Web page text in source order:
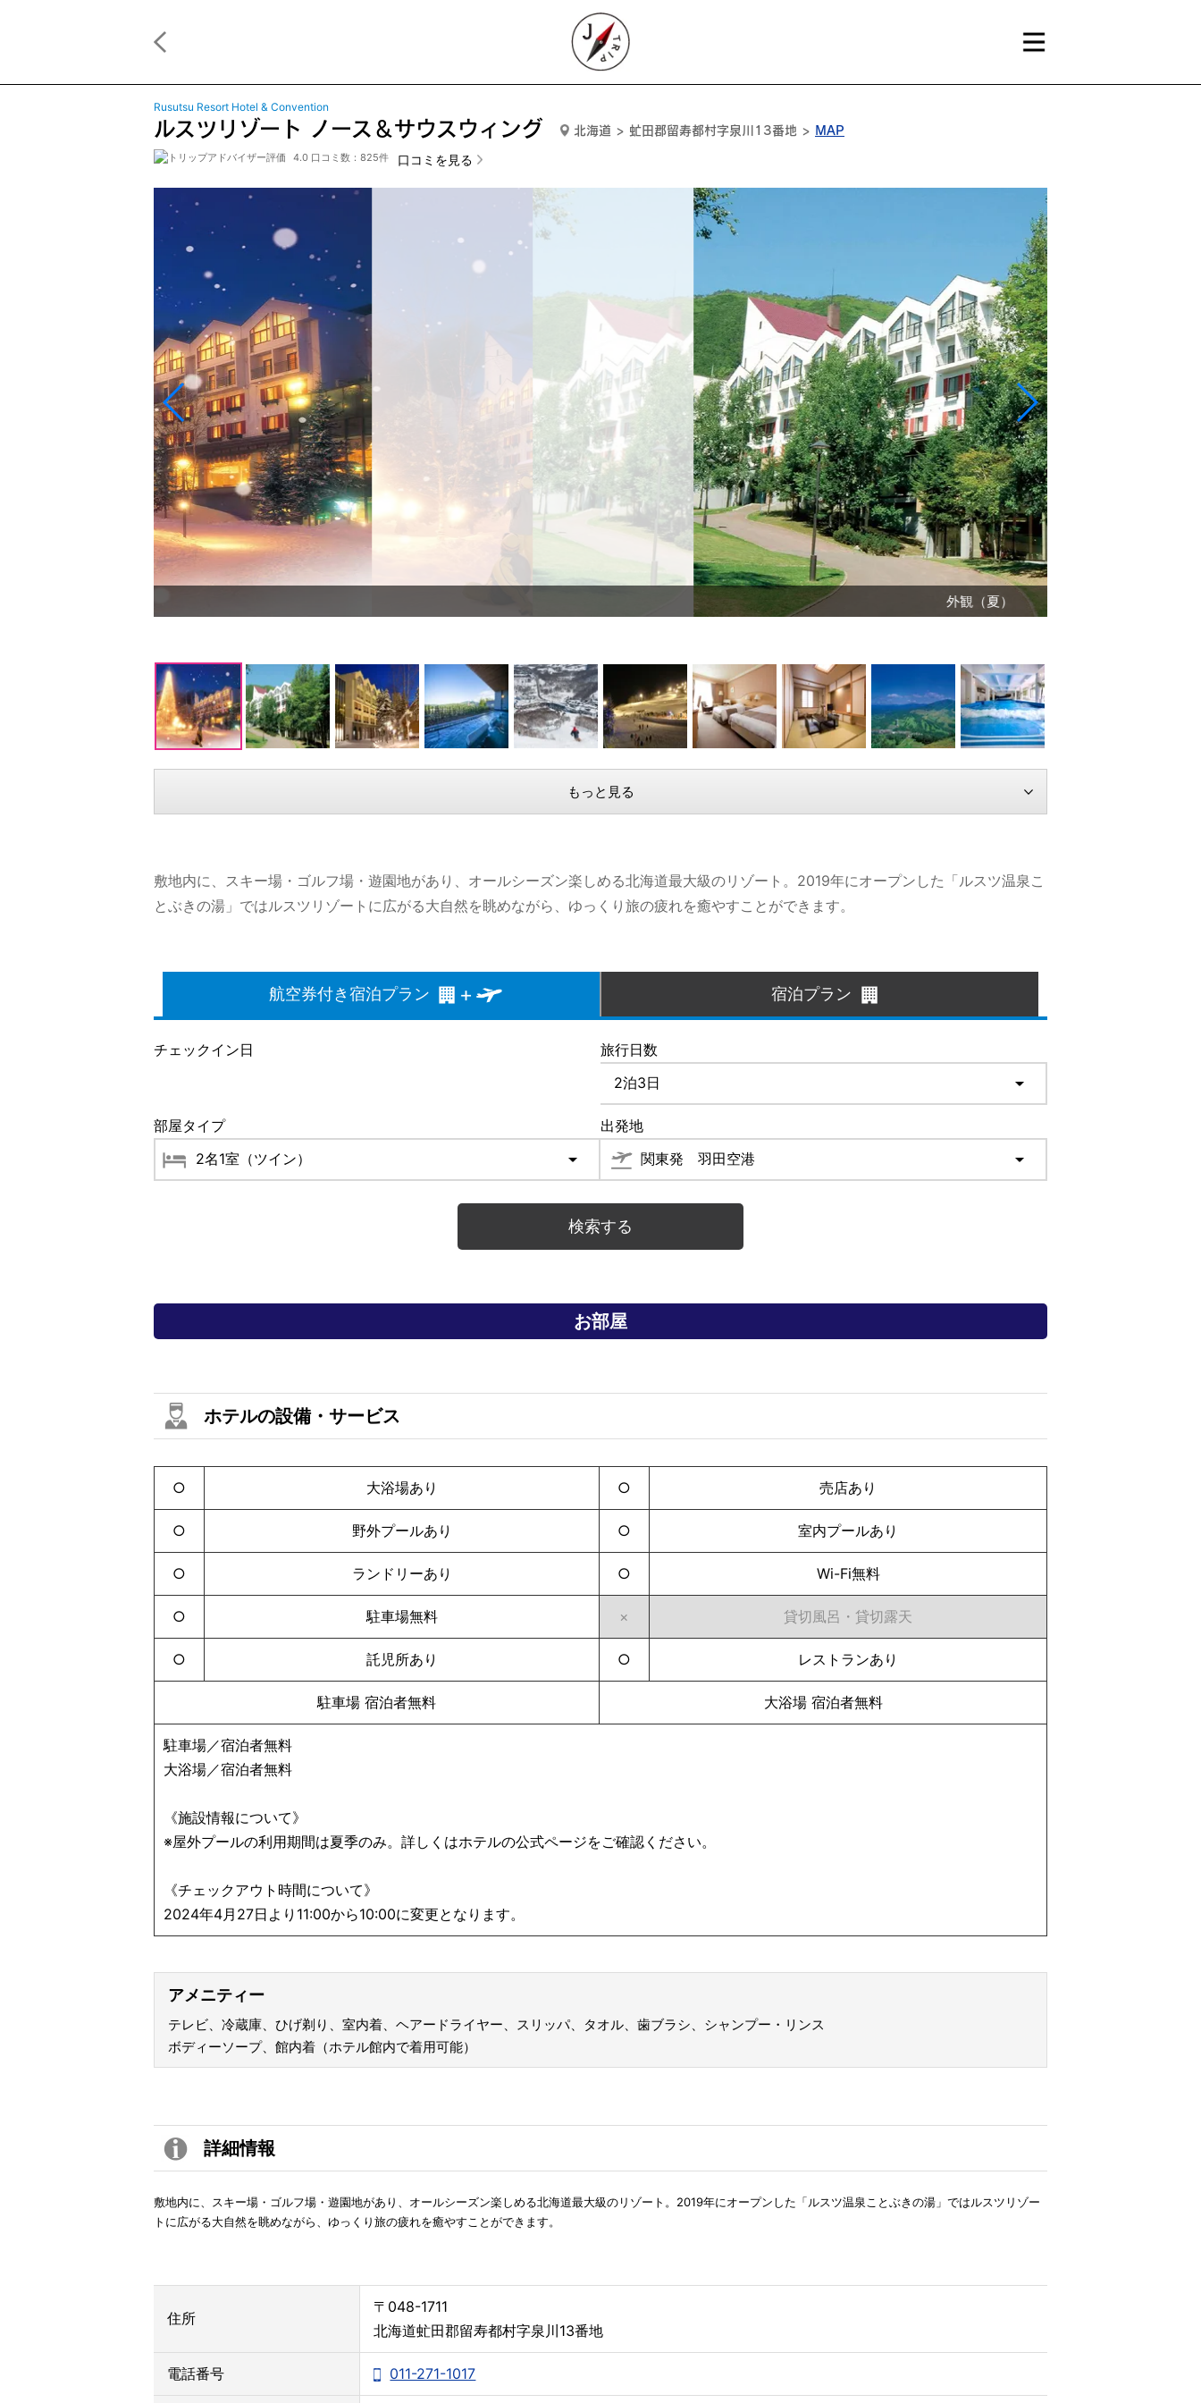
Rusutsu Resort Hotel & Convention
ルスツリゾート ノース＆サウスウィング 北海道 > 虻田郡留寿都村字泉川13番地 > MAP
4.0 口コミ数：825件 口コミを見る
もっと見る
敷地内に、スキー場・ゴルフ場・遊園地があり、オールシーズン楽しめる北海道最大級のリゾート。2019年にオープンした「ルスツ温泉こ
とぶきの湯」ではルスツリゾートに広がる大自然を眺めながら、ゆっくり旅の疲れを癒やすことができます。
航空券付き宿泊プラン 宿泊プラン
チェックイン日 旅行日数
部屋タイプ 出発地
お部屋
ホテルの設備・サービス
○ 大浴場あり ○ 売店あり
○ 野外プールあり ○ 室内プールあり
○ ランドリーあり ○ Wi-Fi無料
○ 駐車場無料 × 貸切風呂・貸切露天
○ 託児所あり ○ レストランあり
駐車場 宿泊者無料 大浴場 宿泊者無料
駐車場／宿泊者無料
大浴場／宿泊者無料
《施設情報について》
※屋外プールの利用期間は夏季のみ。詳しくはホテルの公式ページをご確認ください。
《チェックアウト時間について》
2024年4月27日より11:00から10:00に変更となります。
アメニティー
テレビ、冷蔵庫、ひげ剃り、室内着、ヘアードライヤー、スリッパ、タオル、歯ブラシ、シャンプー・リンス
ボディーソープ、館内着（ホテル館内で着用可能）
詳細情報
敷地内に、スキー場・ゴルフ場・遊園地があり、オールシーズン楽しめる北海道最大級のリゾート。2019年にオープンした「ルスツ温泉ことぶきの湯」ではルスツリゾー
トに広がる大自然を眺めながら、ゆっくり旅の疲れを癒やすことができます。
住所
〒048-1711
北海道虻田郡留寿都村字泉川13番地
電話番号 011-271-1017